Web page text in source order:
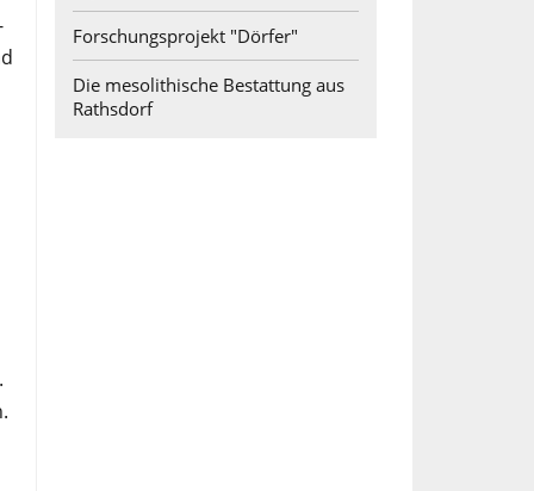
Forschungsprojekt "Dörfer"
Die mesolithische Bestattung aus
Rathsdorf